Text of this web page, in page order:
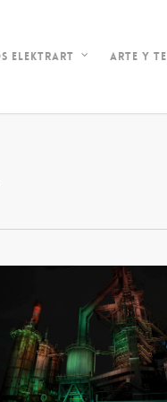
ElektrART Arte y